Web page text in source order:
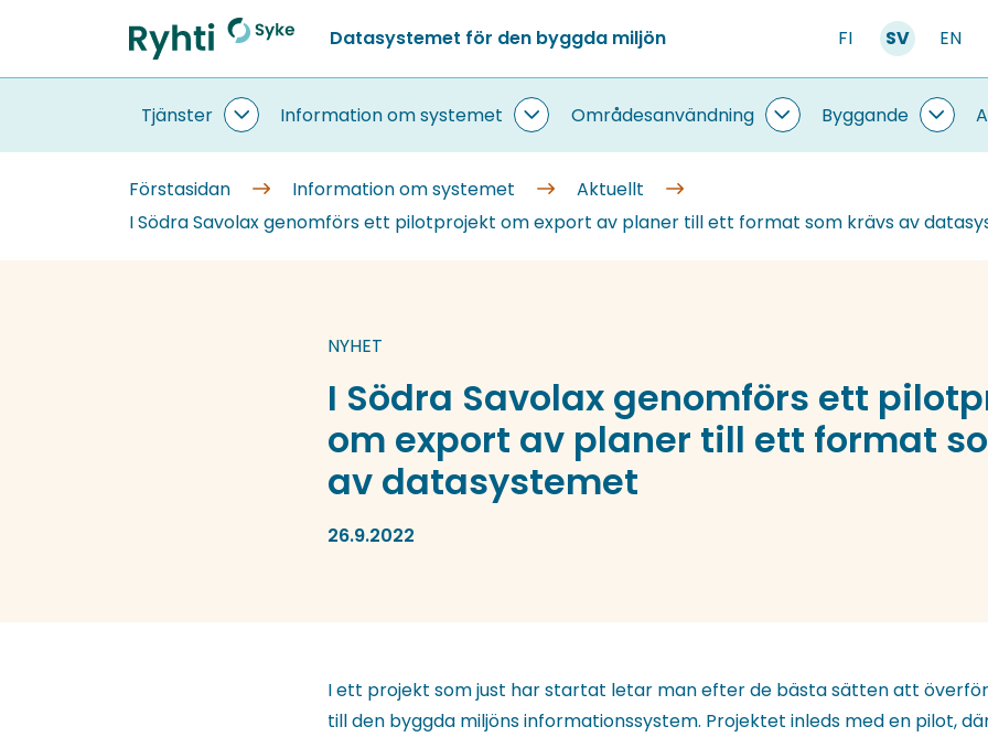
till
innehållet
Förstasidan
Datasystemet för den byggda miljön FI SV EN
Tjänster
Tjänster
undersidor
Information om systemet
Information
om
undersidor
Områdesanvändning
Områdesanvändning
undersidor
Byggande
Förstasidan
Information om systemet
Aktuellt
I Södra Savolax genomförs ett pilotprojekt om export av planer till ett format som krävs av
NYHET
I Södra Savolax genomförs ett
om export av planer till ett format
av datasystemet
26.9.2022
I ett projekt som just har startat letar man efter de bästa sätten att
till den byggda miljöns informationssystem. Projektet inleds med en pilot,